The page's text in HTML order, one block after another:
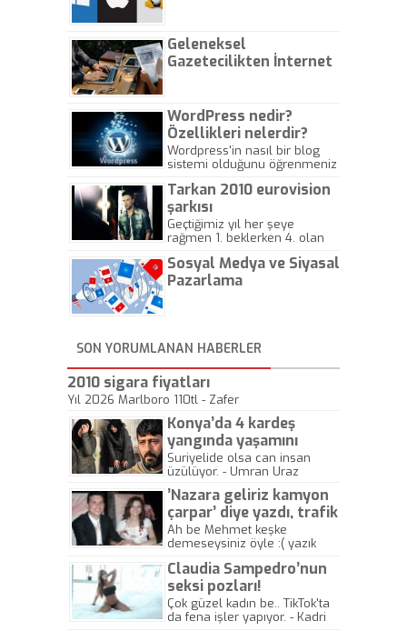
Geleneksel
Gazetecilikten İnternet
WordPress nedir?
Özellikleri nelerdir?
Wordpress'in nasıl bir blog
sistemi olduğunu öğrenmeniz
Tarkan 2010 eurovision
şarkısı
Geçtiğimiz yıl her şeye
rağmen 1. beklerken 4. olan
gösterisinin bu yarışmada
önemli olmadığını anlamıştır.
Sosyal Medya ve Siyasal
Pazarlama
SON YORUMLANAN HABERLER
2010 sigara fiyatları
Yıl 2026 Marlboro 110tl - Zafer
Konya’da 4 kardeş
yangında yaşamını
yitirdi
Suriyelide olsa can insan
üzülüyor. - Umran Uraz
’Nazara geliriz kamyon
çarpar’ diye yazdı, trafik
kazasında öldü!
Ah be Mehmet keşke
demeseysiniz öyle :( yazık
Claudia Sampedro’nun
seksi pozları!
Çok güzel kadın be.. TikTok'ta
da fena işler yapıyor. - Kadri